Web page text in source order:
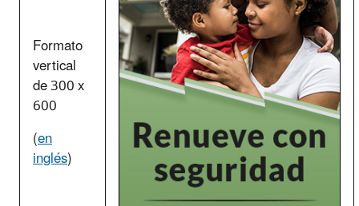
Formato
vertical
de 300 x
600
(en
inglés)